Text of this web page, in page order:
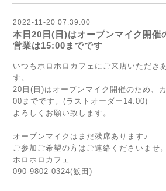
2022-11-20 07:39:00
本日20日(日)はオープンマイク開催
営業は15:00までです
いつもホロホロカフェにご来店いただき
す。
20日(日)はオープンマイク開催のため、
00までです。(ラストオーダー14:00)
よろしくお願い致します。
オープンマイクはまだ残席あります♪
ご参加ご希望の方はご連絡くださいませ。
ホロホロカフェ
090-9802-0324(飯田)